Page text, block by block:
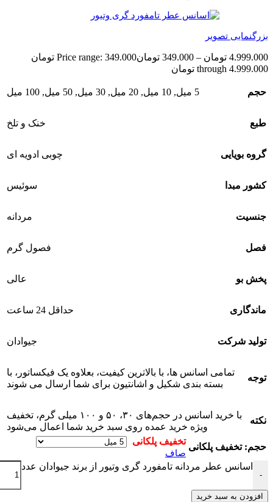
بزرگنمایی تصویر
4.999.000 تومان –
349.000 تومان
Price range: 349.000 تومان
through 4.999.000 تومان
حجم 5 میل , 10 میل , 20 میل , 30 میل , 50 میل , 100 میل
طبع خنک و تلخ
گروه بویایی چوبی ادویه ای
کشور مبدا سوئیس
جنسیت مردانه
فصل فصول گرم
پخش بو عالی
ماندگاری حداقل 24 ساعت
تولید شرکت جیوادان
توجه
تمامی اسانس ها، با بالاترین کیفیت، بعلاوه یک فیکساتور، با
بسته بندی شکیل و اشانتیون برای شما ارسال می شوند
نکته
با خرید اسانس در حجم‌های ۳۰، ۵۰ و ۱۰۰ میلی گرم، تخفیف
ویژه خرید عمده روی سبد خرید شما اعمال می‌شود
حجم
صاف
-
اسانس عطر مردانه تامفورد گری وتیور از برند جیوادان عدد
افزودن به سبد خرید